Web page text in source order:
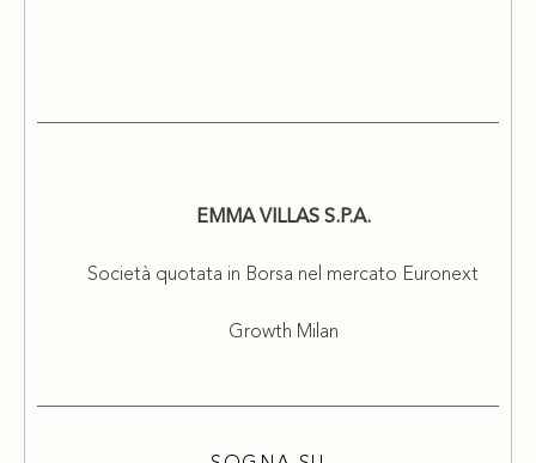
EMMA VILLAS S.P.A.
Società quotata in Borsa nel mercato Euronext
Growth Milan